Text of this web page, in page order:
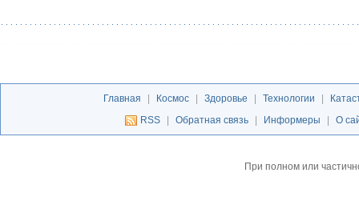
Главная Космос Здоровье Технологии
RSS
Обратная связь Информеры О
При полном или